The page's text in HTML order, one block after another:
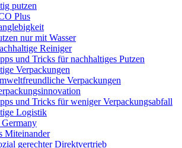
putzen
Plus
nur mit Wasser
Reiniger
und Tricks für nachhaltiges Putzen
Verpackungen
Verpackungen
und Tricks für weniger Verpackungsabfall
Logistik
Miteinander
gerechter Direktvertrieb